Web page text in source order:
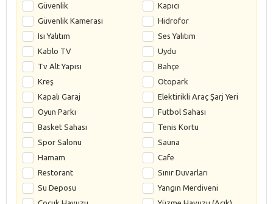
Güvenlik
Kapıcı
Güvenlik Kamerası
Hidrofor
Isı Yalıtım
Ses Yalıtım
Kablo TV
Uydu
Tv Alt Yapısı
Bahçe
Kreş
Otopark
Kapalı Garaj
Elektirikli Araç Şarj Yeri
Oyun Parkı
Futbol Sahası
Basket Sahası
Tenis Kortu
Spor Salonu
Sauna
Hamam
Cafe
Restorant
Sınır Duvarları
Su Deposu
Yangın Merdiveni